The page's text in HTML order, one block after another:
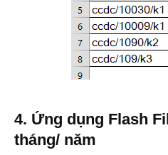
4. Ứng dụng Flash
tháng/ năm